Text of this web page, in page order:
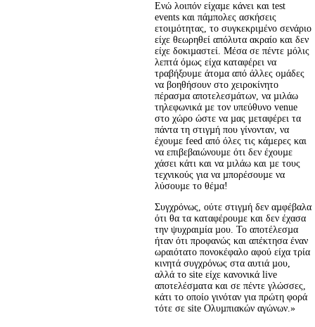
Ενώ λοιπόν είχαµε κάνει και test
events και πάµπολες ασκήσεις
ετοιµότητας, το συγκεκριµένο σενάριο
είχε θεωρηθεί απόλυτα ακραίο και δεν
είχε δοκιµαστεί. Μέσα σε πέντε µόλις
λεπτά όµως είχα καταφέρει να
τραβήξουµε άτοµα από άλλες οµάδες
να βοηθήσουν στο χειροκίνητο
πέρασµα αποτελεσµάτων, να µιλάω
τηλεφωνικά µε τον υπεύθυνο venue
στο χώρο ώστε να µας µεταφέρει τα
πάντα τη στιγµή που γίνονταν, να
έχουµε feed από όλες τις κάµερες και
να επιβεβαιώνουµε ότι δεν έχουµε
χάσει κάτι και να µιλάω και µε τους
τεχνικούς για να µπορέσουµε να
λύσουµε το θέµα!
Συγχρόνως, ούτε στιγµή δεν αµφέβαλα
ότι θα τα καταφέρουµε και δεν έχασα
την ψυχραιµία µου. Το αποτέλεσµα
ήταν ότι προφανώς και απέκτησα έναν
ωραιότατο πονοκέφαλο αφού είχα τρία
κινητά συγχρόνως στα αυτιά µου,
αλλά το site είχε κανονικά live
αποτελέσµατα και σε πέντε γλώσσες,
κάτι το οποίο γινόταν για πρώτη φορά
τότε σε site Ολυµπιακών αγώνων.»